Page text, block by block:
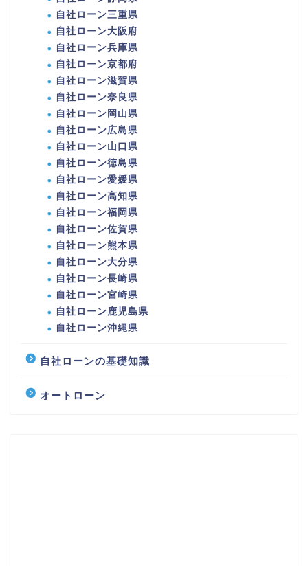
自社ローン三重県
自社ローン大阪府
自社ローン兵庫県
自社ローン京都府
自社ローン滋賀県
自社ローン奈良県
自社ローン岡山県
自社ローン広島県
自社ローン山口県
自社ローン徳島県
自社ローン愛媛県
自社ローン高知県
自社ローン福岡県
自社ローン佐賀県
自社ローン熊本県
自社ローン大分県
自社ローン長崎県
自社ローン宮崎県
自社ローン鹿児島県
自社ローン沖縄県
自社ローンの基礎知識
オートローン